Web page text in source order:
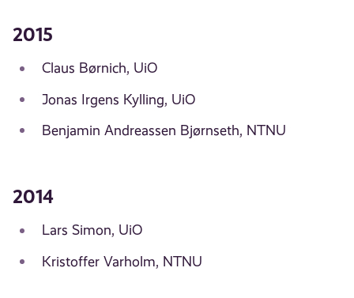
2015
Claus Børnich, UiO
Jonas Irgens Kylling, UiO
Benjamin Andreassen Bjørnseth, NTNU
2014
Lars Simon, UiO
Kristoffer Varholm, NTNU